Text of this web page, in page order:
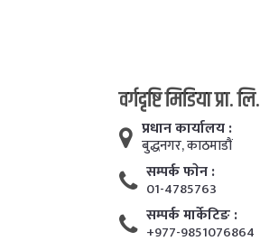
वर्गदृष्टि मिडिया प्रा. लि.
प्रधान कार्यालय :
बुद्धनगर, काठमाडाैं
सम्पर्क फाेन :
01-4785763
सम्पर्क मार्केटिङ :
+977-9851076864